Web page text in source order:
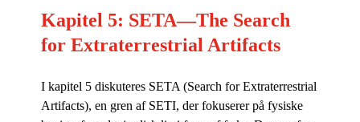
Kapitel 5: SETA—The Search
for Extraterrestrial Artifacts
I ka­pi­tel 5 dis­ku­te­res SETA (Search for Extra­ter­re­stri­al
Ar­ti­fa­cts), en gren af SETI, der fo­ku­se­rer på fy­si­ske